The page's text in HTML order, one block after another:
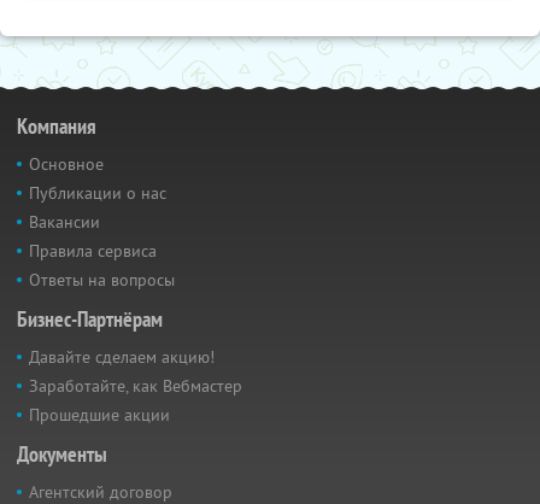
Компания
Основное
Публикации о нас
Вакансии
Правила сервиса
Ответы на вопросы
Бизнес-Партнёрам
Давайте сделаем акцию!
Заработайте, как Вебмастер
Прошедшие акции
Документы
Агентский договор